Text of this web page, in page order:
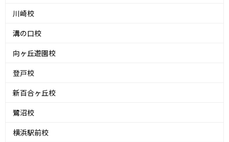
川崎校
溝の口校
向ヶ丘遊園校
登戸校
新百合ヶ丘校
鷺沼校
横浜駅前校